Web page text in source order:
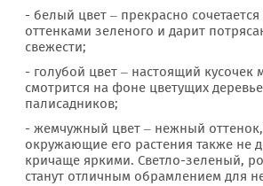
- белый цвет – прекрасно
оттенками зеленого и дарит
свежести;
- голубой цвет – настоящий
смотрится на фоне цветущих
палисадников;
- жемчужный цвет – нежный
окружающие его растения также не
кричаще яркими. Светло-зеленый,
станут отличным обрамлением для